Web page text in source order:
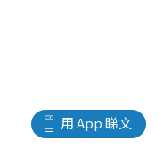
用 App 睇文